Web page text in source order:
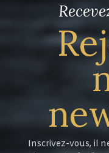
Inscrivez-vous, il